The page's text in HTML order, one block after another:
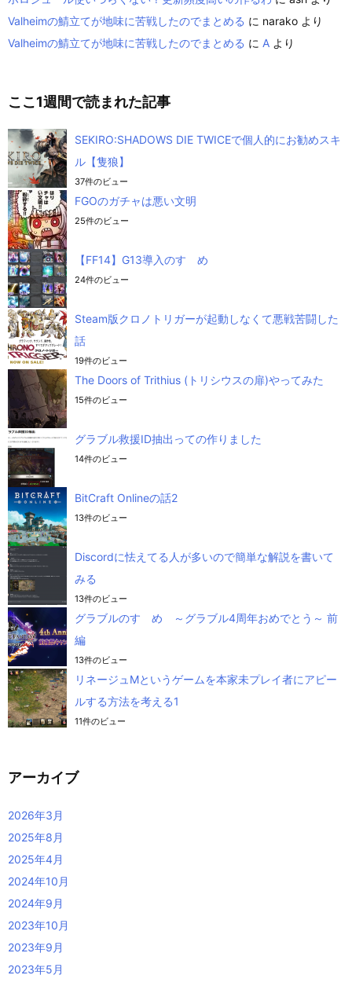
Valheimの鯖立てが地味に苦戦したのでまとめる に narako より
Valheimの鯖立てが地味に苦戦したのでまとめる に A より
ここ1週間で読まれた記事
SEKIRO:SHADOWS DIE TWICEで個人的にお勧めスキ
ル【隻狼】
37件のビュー
FGOのガチャは悪い文明
25件のビュー
【FF14】G13導入のすゝめ
24件のビュー
Steam版クロノトリガーが起動しなくて悪戦苦闘した
話
19件のビュー
The Doors of Trithius (トリシウスの扉)やってみた
15件のビュー
グラブル救援ID抽出っての作りました
14件のビュー
BitCraft Onlineの話2
13件のビュー
Discordに怯えてる人が多いので簡単な解説を書いて
みる
13件のビュー
グラブルのすゝめ ～グラブル4周年おめでとう～ 前
編
13件のビュー
リネージュMというゲームを本家未プレイ者にアピー
ルする方法を考える1
11件のビュー
アーカイブ
2026年3月
2025年8月
2025年4月
2024年10月
2024年9月
2023年10月
2023年9月
2023年5月